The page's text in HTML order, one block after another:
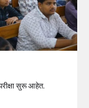
सुरू आहेत.